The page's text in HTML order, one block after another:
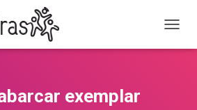
A
exemplar